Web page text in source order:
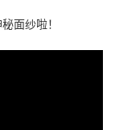
面纱啦！